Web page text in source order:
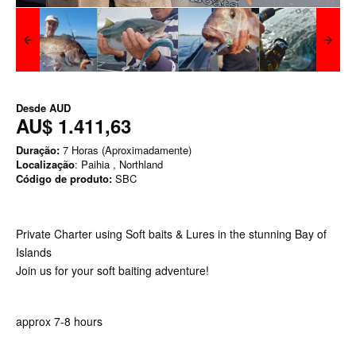
Desde AUD
AU$ 1.411,63
Duração: 7 Horas (Aproximadamente)
Localização: Paihia , Northland
Código de produto: SBC
Private Charter using Soft baits & Lures in the stunning Bay of
Islands
Join us for your soft baiting adventure!
approx 7-8 hours